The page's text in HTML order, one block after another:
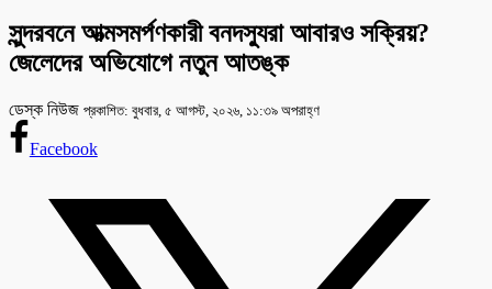
সুন্দরবনে আত্মসমর্পণকারী বনদস্যুরা আবারও সক্রিয়?
জেলেদের অভিযোগে নতুন আতঙ্ক
ডেস্ক নিউজ প্রকাশিত: বুধবার, ৫ আগস্ট, ২০২৬, ১১:৩৯ অপরাহ্ণ
Facebook